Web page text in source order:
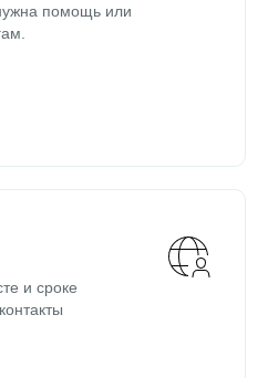
помощь или
и сроке